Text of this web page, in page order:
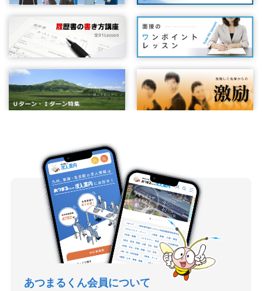
あつまるくん会員について